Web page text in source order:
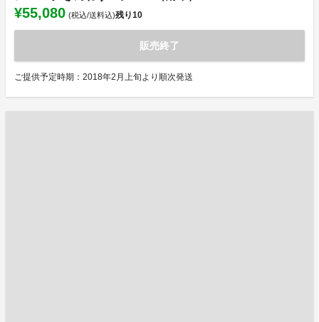
¥55,080 (税込/送料込)残り10
販売終了
ご提供予定時期：2018年2月上旬より順次発送